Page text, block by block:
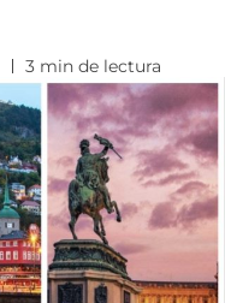
3 min de lectura